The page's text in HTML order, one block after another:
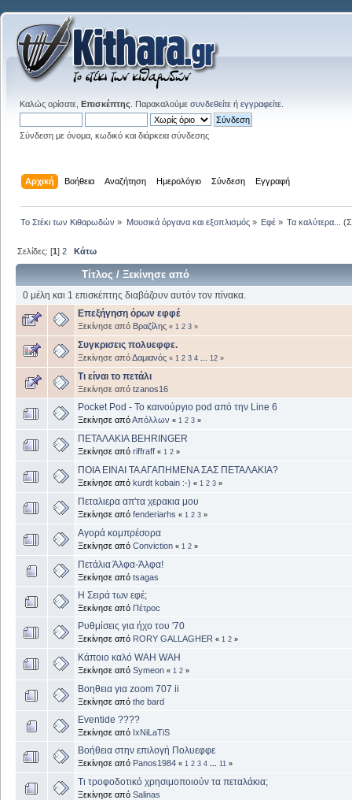
Καλώς ορίσατε, Επισκέπτης . Παρακαλούμε συνδεθείτε ή εγγραφείτε
Σύνδεση με όνομα, κωδικό και διάρκεια σύνδεσης
Αρχική Βοήθεια Αναζήτηση Ημερολόγιο Σύνδεση Εγγραφή
Το Στέκι των Κιθαρωδών » Μουσικά όργανα και εξοπλισμός» Εφέ» Τα καλύτερα...
Σελίδες: [1]2 Κάτω
Τίτλος /Ξεκίνησε από
0 μέλη και 1 επισκέπτης διαβάζουν αυτόν τον πίνακα.
Eπεξήγηση όρων εφφέ
Ξεκίνησε από Βραζίλης « 1 2 3 »
Συγκρισεις πολυεφφε.
Ξεκίνησε απόΔαμιανός « 1 2 3 4 12 »
Τι είναι το πετάλι
Ξεκίνησε από tzanos16
Pocket Pod - To καινούργιο pod από την Line 6
Ξεκίνησε απόΑπόλλων « 1 2 3 »
ΠΕΤΑΛΑΚΙΑ BEHRINGER
Ξεκίνησε από riffraff « 1 2 »
ΠΟΙΑ ΕΙΝΑΙ ΤΑ ΑΓΑΠΗΜΕΝΑ ΣΑΣ ΠΕΤΑΛΑΚΙΑ?
Ξεκίνησε από kurdt kobain :-) « 1 2 3 »
Πεταλιερα απ'τα χερακια μου
Ξεκίνησε από fenderiarhs « 1 2 3 »
Αγορά κομπρέσορα
Ξεκίνησε από Conviction « 1 2 »
Πετάλια Άλφα-Άλφα!
Ξεκίνησε από tsagas
Η Σειρά των εφέ;
Ξεκίνησε από Πέτροc
Ρυθμίσεις για ήχο του '70
Ξεκίνησε από RORY GALLAGHER « 1 2 »
Κάποιο καλό WAH WAH
Ξεκίνησε από Symeon « 1 2 »
Βοηθεια για zoom 707 ii
Ξεκίνησε από the bard
Eventide ????
Ξεκίνησε από IxNiLaTiS
Βοήθεια στην επιλογή Πολυεφφε
Ξεκίνησε από Panos1984 « 1 2 3 4 11 »
Τι τροφοδοτικό χρησιμοποιούν τα πεταλάκια;
Ξεκίνησε από Salinas